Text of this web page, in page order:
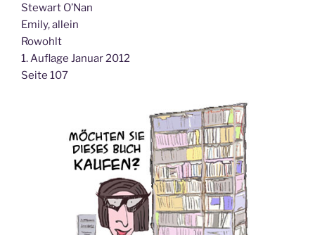
Stewart O’Nan
Emily, allein
Rowohlt
1. Auflage Januar 2012
Seite 107